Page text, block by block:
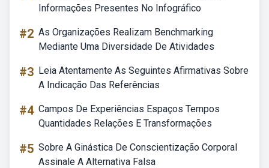
Informações Presentes No Infográfico
#2 As Organizações Realizam Benchmarking
Mediante Uma Diversidade De Atividades
#3 Leia Atentamente As Seguintes Afirmativas Sobre
A Indicação Das Referências
#4 Campos De Experiências Espaços Tempos
Quantidades Relações E Transformações
#5 Sobre A Ginástica De Conscientização Corporal
Assinale A Alternativa Falsa